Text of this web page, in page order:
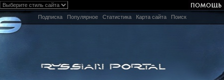
Подписка Популярное Статистика Карта сайта Поиск